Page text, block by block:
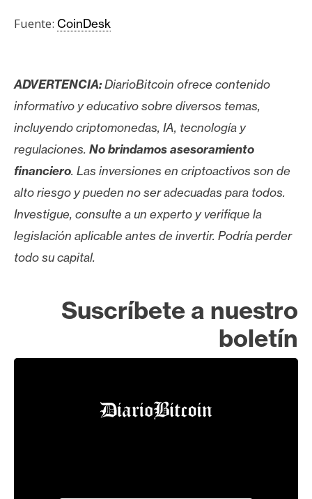
Fuente: CoinDesk
ADVERTENCIA:DiarioBitcoin ofrece contenido
informativo y educativo sobre diversos temas,
incluyendo criptomonedas, IA, tecnología y
regulaciones. No brindamos asesoramiento
financiero. Las inversiones en criptoactivos son de
alto riesgo y pueden no ser adecuadas para todos.
Investigue, consulte a un experto y verifique la
legislación aplicable antes de invertir. Podría perder
todo su capital.
Suscríbete a nuestro
boletín